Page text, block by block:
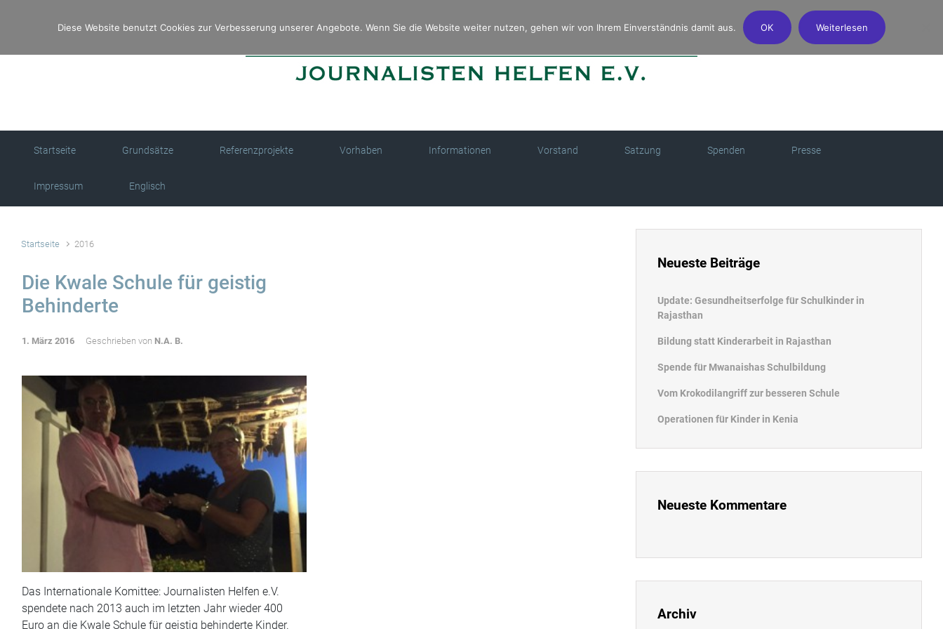
Startseite Grundsätze Referenzprojekte Vorhaben Informationen Vorstand Satzung Spenden Presse
Impressum Englisch
Startseite 2016
Die Kwale Schule für geistig
Behinderte
1. März 2016 Geschrieben von N.A. B.
Das Internationale Komittee: Journalisten Helfen e.V.
spendete nach 2013 auch im letzten Jahr wieder 400
Euro an die Kwale Schule für geistig behinderte Kinder.
Neueste Beiträge
Update: Gesundheitserfolge für Schulkinder in
Rajasthan
Bildung statt Kinderarbeit in Rajasthan
Spende für Mwanaishas Schulbildung
Vom Krokodilangriff zur besseren Schule
Operationen für Kinder in Kenia
Neueste Kommentare
Archiv
Diese Website benutzt Cookies zur Verbesserung unserer Angebote. Wenn Sie die Website weiter nutzen, gehen wir von Ihrem Einverständnis damit aus. OK Weiterlesen